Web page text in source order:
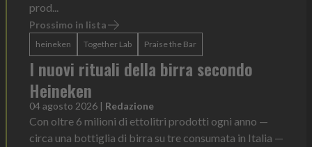
prod...
Prossimo in lista
heineken Together Lab Praise the Bar
I nuovi rituali della birra secondo
Heineken
04 agosto 2026 | Redazione
Con oltre 6 milioni di ettolitri prodotti ogni anno —
circa una bottiglia di birra su tre consumata in Italia —